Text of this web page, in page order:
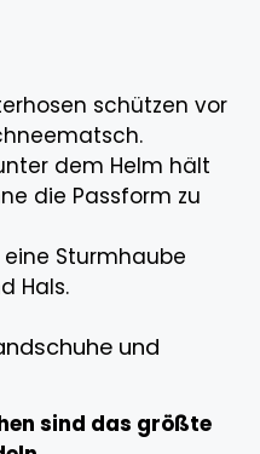
schützen vor
dem Helm hält
die Passform zu
Sturmhaube
Hals.
und
sind das größte